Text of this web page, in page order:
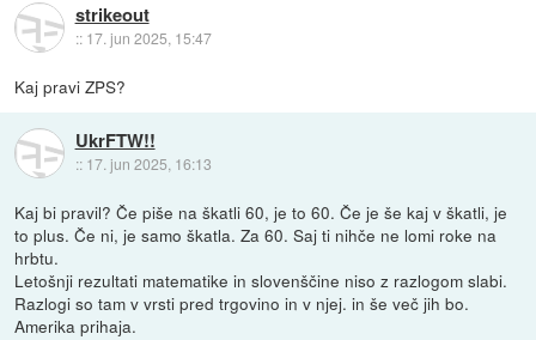
strikeout
:: 17. jun 2025, 15:47
Kaj pravi ZPS?
UkrFTW!!
:: 17. jun 2025, 16:13
Kaj bi pravil? Če piše na škatli 60, je to 60. Če je še kaj v škatli, je
to plus. Če ni, je samo škatla. Za 60. Saj ti nihče ne lomi roke na
hrbtu.
Letošnji rezultati matematike in slovenščine niso z razlogom slabi.
Razlogi so tam v vrsti pred trgovino in v njej. in še več jih bo.
Amerika prihaja.